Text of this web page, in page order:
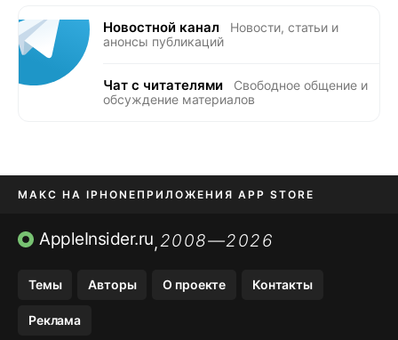
Новостной канал
Новости, статьи и
анонсы публикаций
Чат с читателями
Свободное общение и
обсуждение материалов
МАКС НА IPHONE ПРИЛОЖЕНИЯ APP STORE
TIKTOK НА IPHONEПРИЛОЖЕНИЯ БЕЗ APP STORE
AppleInsider.ru,2008—2026
Темы Авторы О проекте Контакты
Реклама